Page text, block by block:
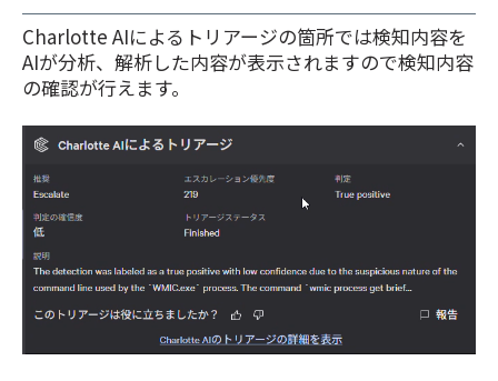
Charlotte AIによるトリアージの箇所では検知内容を
AIが分析、解析した内容が表示されますので検知内容
の確認が行えます。